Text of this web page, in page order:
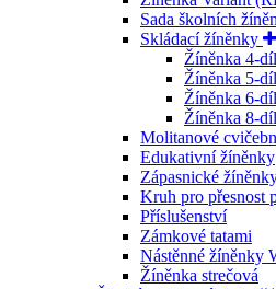
Sada školních
Skládací žíněnky
Žíněnka 4-
Žíněnka 5-
Žíněnka 6-
Žíněnka 8-
Molitanové
Edukativní žíněnky
Zápasnické
Kruh pro přesnost
Příslušenství
Zámkové tatami
Nástěnné žíněnky
Žíněnka strečová